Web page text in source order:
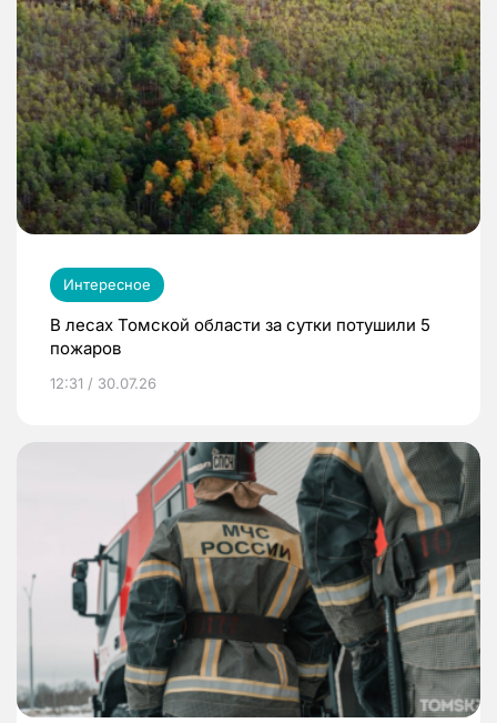
Интересное
В лесах Томской области за сутки потушили 5
пожаров
12:31 / 30.07.26